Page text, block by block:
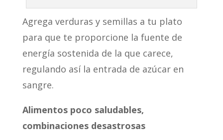
Agrega verduras y semillas a tu plato
para que te proporcione la fuente de
energía sostenida de la que carece,
regulando así la entrada de azúcar en
sangre.
Alimentos poco saludables,
combinaciones desastrosas